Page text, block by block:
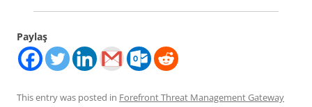
Paylaş
This entry was posted in Forefront Threat Management Gateway